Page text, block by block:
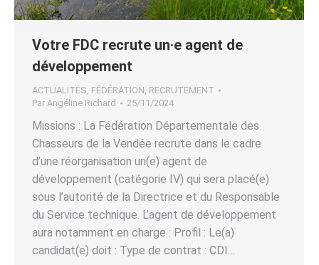
Votre FDC recrute un·e agent de
développement
ACTUALITÉS, FÉDÉRATION, RECRUTEMENT
Par Angéline Richard 25/11/2024
Missions : La Fédération Départementale des
Chasseurs de la Vendée recrute dans le cadre
d’une réorganisation un(e) agent de
développement (catégorie IV) qui sera placé(e)
sous l’autorité de la Directrice et du Responsable
du Service technique. L’agent de développement
aura notamment en charge : Profil : Le(a)
candidat(e) doit : Type de contrat : CDI…